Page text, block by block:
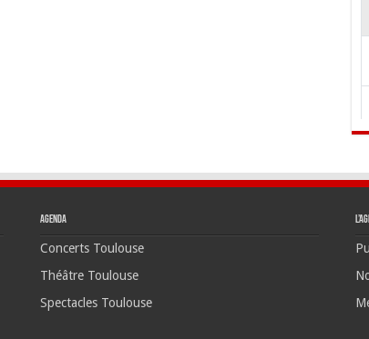
Agenda
Concerts Toulouse
Théâtre Toulouse
Spectacles Toulouse